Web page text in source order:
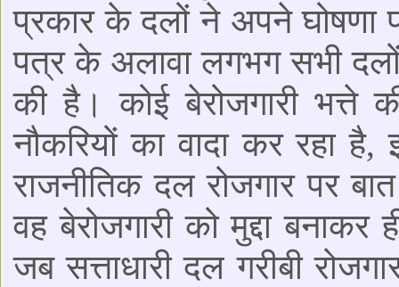
प्रकार के दलों ने अपने घोषणा
पत्र के अलावा लगभग सभी
की है। कोई बेरोजगारी भत्ते
नौकरियों का वादा कर रहा
राजनीतिक दल रोजगार पर
वह बेरोजगारी को मुद्दा
जब सत्ताधारी दल गरीबी